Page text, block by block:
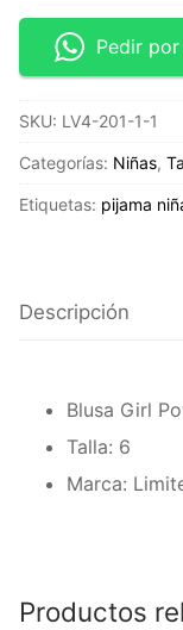
Power
Talla
-
Limited
Too
cantidad
Pedir
SKU: LV4-201-1-1
Categorías: Niñas,
Etiquetas: pijama
Descripción
Blusa Girl
Talla: 6
Marca:
Productos